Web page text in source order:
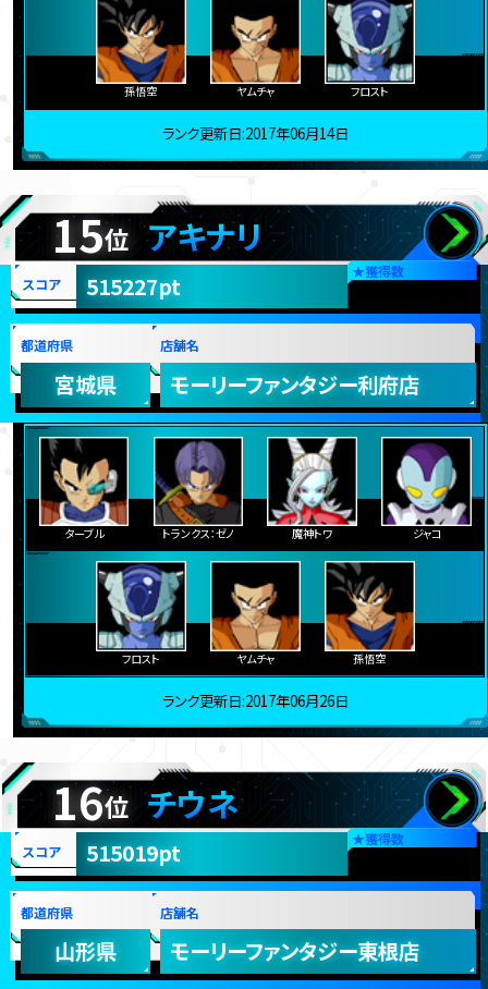
孫悟空 ヤムチャ フロスト
ランク更新日:2017年06月14日
15位 アキナリ
★獲得数
スコア 515227pt
都道府県
宮城県
店舗名
モーリーファンタジー利府店
ターブル トランクス：ゼノ 魔神トワ ジャコ
フロスト ヤムチャ 孫悟空
ランク更新日:2017年06月26日
16位 チウネ
★獲得数
スコア 515019pt
都道府県
山形県
店舗名
モーリーファンタジー東根店